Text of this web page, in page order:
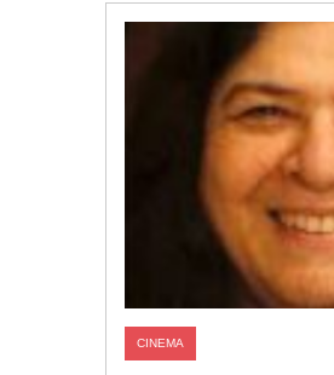
CINEMA